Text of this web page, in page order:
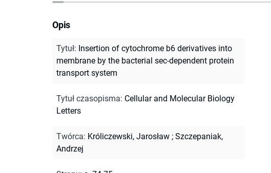
Opis
Tytuł: Insertion of cytochrome b6 derivatives into
membrane by the bacterial sec-dependent protein
transport system
Tytuł czasopisma: Cellular and Molecular Biology
Letters
Twórca: Króliczewski, Jarosław ; Szczepaniak,
Andrzej